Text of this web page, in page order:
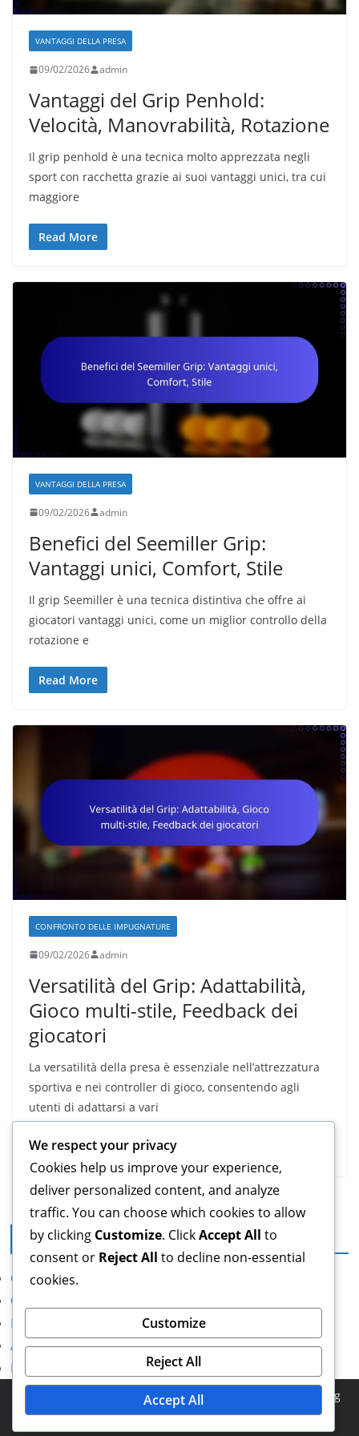
VANTAGGI DELLA PRESA
09/02/2026 admin
Vantaggi del Grip Penhold:
Velocità, Manovrabilità, Rotazione
Il grip penhold è una tecnica molto apprezzata negli
sport con racchetta grazie ai suoi vantaggi unici, tra cui
maggiore
Read More
VANTAGGI DELLA PRESA
09/02/2026 admin
Benefici del Seemiller Grip:
Vantaggi unici, Comfort, Stile
Il grip Seemiller è una tecnica distintiva che offre ai
giocatori vantaggi unici, come un miglior controllo della
rotazione e
Read More
CONFRONTO DELLE IMPUGNATURE
09/02/2026 admin
Versatilità del Grip: Adattabilità,
Gioco multi-stile, Feedback dei
giocatori
La versatilità della presa è essenziale nell’attrezzatura
sportiva e nei controller di gioco, consentendo agli
utenti di adattarsi a vari
Read More
Note legali
Chi siamo
Cookie e tracciamento
Politica di protezione dei dati
Accordo con l’utente
Mettiti in contatto
lamezzadichiavari.it
ColorMag
andWordPress.
We respect your privacy
Cookies help us improve your experience,
deliver personalized content, and analyze
traffic. You can choose which cookies to allow
by clicking Customize. ClickAccept All to
consent or Reject All to decline non-essential
cookies.
Customize
Reject All
Accept All